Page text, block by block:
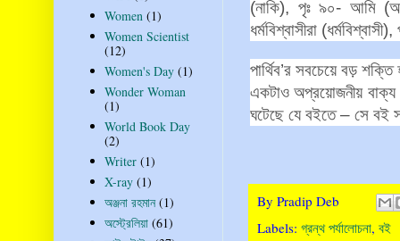
(নাকি), পৃঃ ৯০- আমি(
ধর্মবিশ্বাসীরা (ধর্মবিশ্বাসী),
পার্থিব’র সবচেয়ে বড় শক্তি
একটাও অপ্রয়োজনীয় বাক্য
ঘটেছে যে বইতে– সে বই
By Pradip Deb
Labels: গ্রন্থ পর্যালোচনা, বই
Women (1)
Women Scientist
(12)
Women's Day (1)
Wonder Woman
(1)
World Book Day
(2)
Writer (1)
X-ray (1)
অঞ্জনা রহমান (1)
অস্ট্রেলিয়া (61)